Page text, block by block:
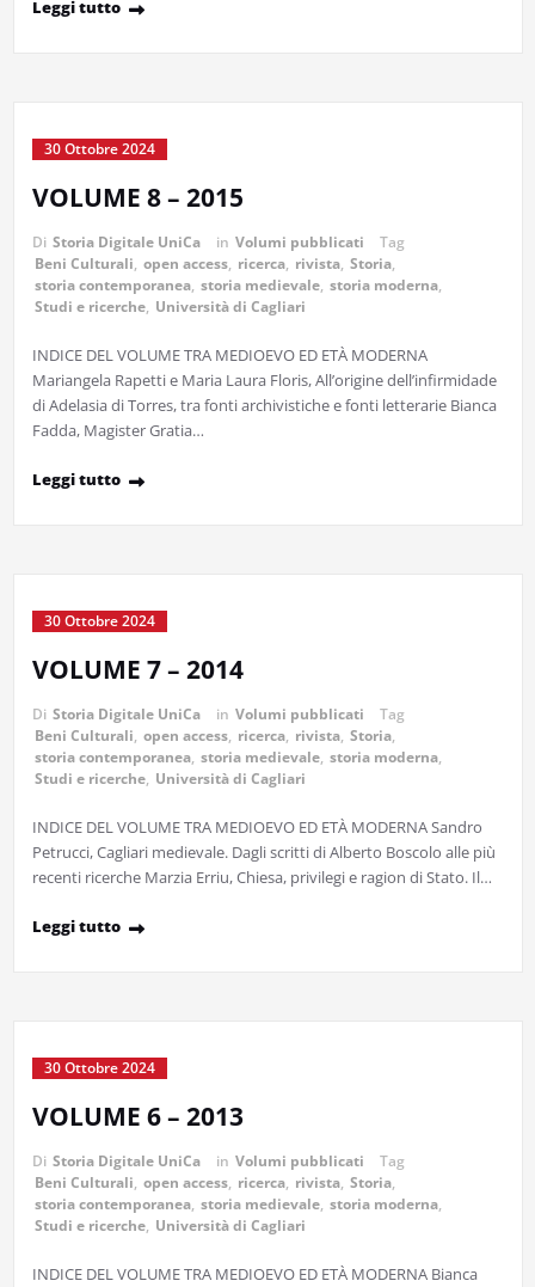
Leggi tutto
30 Ottobre 2024
VOLUME 8 – 2015
Di Storia Digitale UniCa in Volumi pubblicati
Tag
Beni Culturali, open access, ricerca, rivista, Storia,
storia contemporanea, storia medievale, storia moderna,
Studi e ricerche, Università di Cagliari
INDICE DEL VOLUME TRA MEDIOEVO ED ETÀ MODERNA
Mariangela Rapetti e Maria Laura Floris, All’origine dell’infirmidade
di Adelasia di Torres, tra fonti archivistiche e fonti letterarie Bianca
Fadda, Magister Gratia…
Leggi tutto
30 Ottobre 2024
VOLUME 7 – 2014
Di Storia Digitale UniCa in Volumi pubblicati
Tag
Beni Culturali, open access, ricerca, rivista, Storia,
storia contemporanea, storia medievale, storia moderna,
Studi e ricerche, Università di Cagliari
INDICE DEL VOLUME TRA MEDIOEVO ED ETÀ MODERNA Sandro
Petrucci, Cagliari medievale. Dagli scritti di Alberto Boscolo alle più
recenti ricerche Marzia Erriu, Chiesa, privilegi e ragion di Stato. Il…
Leggi tutto
30 Ottobre 2024
VOLUME 6 – 2013
Di Storia Digitale UniCa in Volumi pubblicati
Tag
Beni Culturali, open access, ricerca, rivista, Storia,
storia contemporanea, storia medievale, storia moderna,
Studi e ricerche, Università di Cagliari
INDICE DEL VOLUME TRA MEDIOEVO ED ETÀ MODERNA Bianca